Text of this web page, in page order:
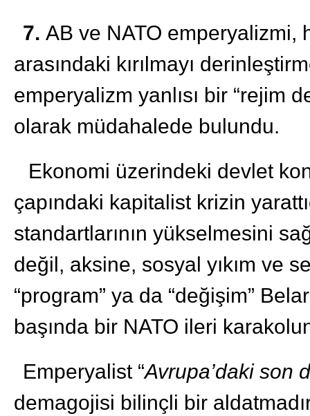
7. AB ve NATO emperyalizmi,
arasındaki kırılmayı
emperyalizm yanlısı bir “rejim
olarak müdahalede bulundu.
Ekonomi üzerindeki devlet
çapındaki kapitalist krizin
standartlarının yükselmesini
değil, aksine, sosyal yıkım ve
“program” ya da “değişim”
başında bir NATO ileri
Emperyalist “Avrupa’daki son
demagojisi bilinçli bir